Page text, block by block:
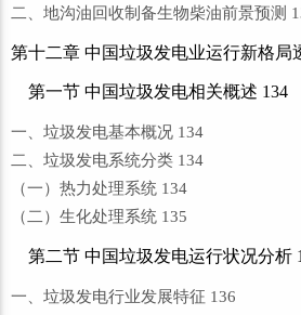
二、地沟油回收制备生物柴油前景预测
第十二章 中国垃圾发电业运行新格局
第一节 中国垃圾发电相关概述 134
一、垃圾发电基本概况 134
二、垃圾发电系统分类 134
（一）热力处理系统 134
（二）生化处理系统 135
第二节 中国垃圾发电运行状况分析
一、垃圾发电行业发展特征 136